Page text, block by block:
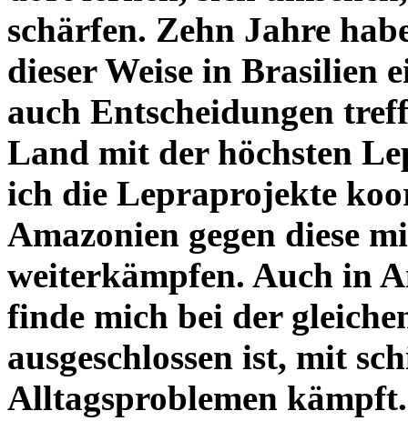
schärfen. Zehn Jahre
dieser Weise in Brasilien
auch Entscheidungen
Land mit der höchsten
ich die Lepraprojekte
Amazonien gegen diese
weiterkämpfen. Auch in
finde mich bei der
ausgeschlossen ist, mit
Alltagsproblemen kämpft.